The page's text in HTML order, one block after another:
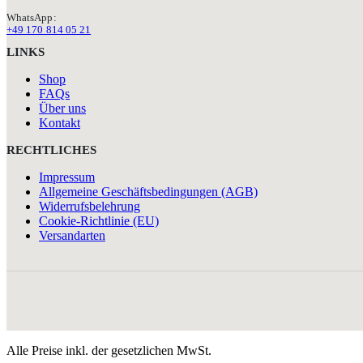
WhatsApp:
+49 170 814 05 21
LINKS
Shop
FAQs
Über uns
Kontakt
RECHTLICHES
Impressum
Allgemeine Geschäftsbedingungen (AGB)
Widerrufsbelehrung
Cookie-Richtlinie (EU)
Versandarten
Alle Preise inkl. der gesetzlichen MwSt.